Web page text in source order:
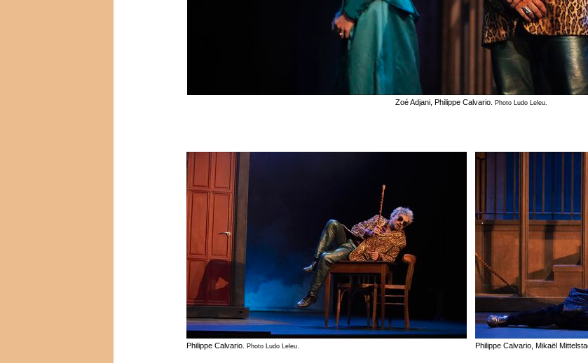
Zoé Adjani, Philippe Calvario. Photo Ludo Leleu.
Philippe Calvario. Photo Ludo Leleu. Philippe Calvario, Mikaël